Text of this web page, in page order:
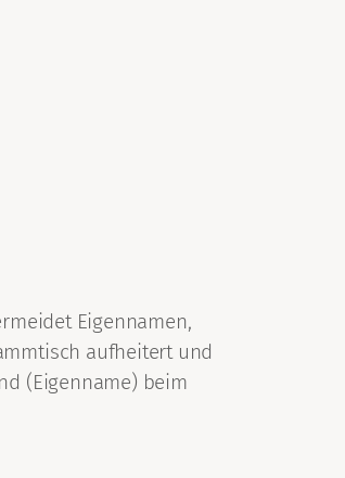
Eigennamen,
aufheitert und
(Eigenname) beim